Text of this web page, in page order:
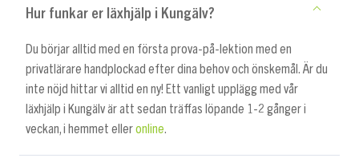
Hur funkar er läxhjälp i Kungälv?
Du börjar alltid med en första prova-på-lektion med en
privatlärare handplockad efter dina behov och önskemål. Är du
inte nöjd hittar vi alltid en ny! Ett vanligt upplägg med vår
läxhjälp i Kungälv är att sedan träffas löpande 1-2 gånger i
veckan, i hemmet elleronline.